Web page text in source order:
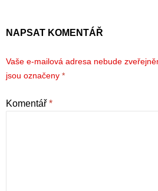
NAPSAT KOMENTÁŘ
Vaše e-mailová adresa nebude
jsou označeny *
Komentář *